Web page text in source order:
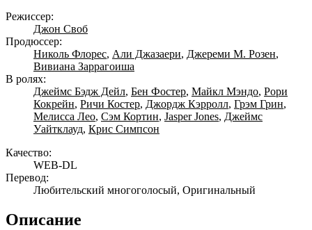
Режиссер:
Джон Своб
Продюссер:
Николь Флорес, Али Джазаери, Джереми М. Розен,
Вивиана Заррагоиша
В ролях:
Джеймс Бэдж Дейл, Бен Фостер, Майкл Мэндо, Рори
Кокрейн, Ричи Костер, Джордж Кэрролл, Грэм Грин,
Мелисса Лео, Сэм Кортин, Jasper Jones, Джеймс
Уайтклауд, Крис Симпсон
Качество:
WEB-DL
Перевод:
Любительский многоголосый, Оригинальный
Описание